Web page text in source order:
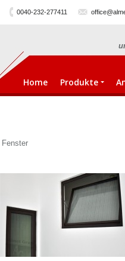
0040-232-277411
Home Produkte
Fenster